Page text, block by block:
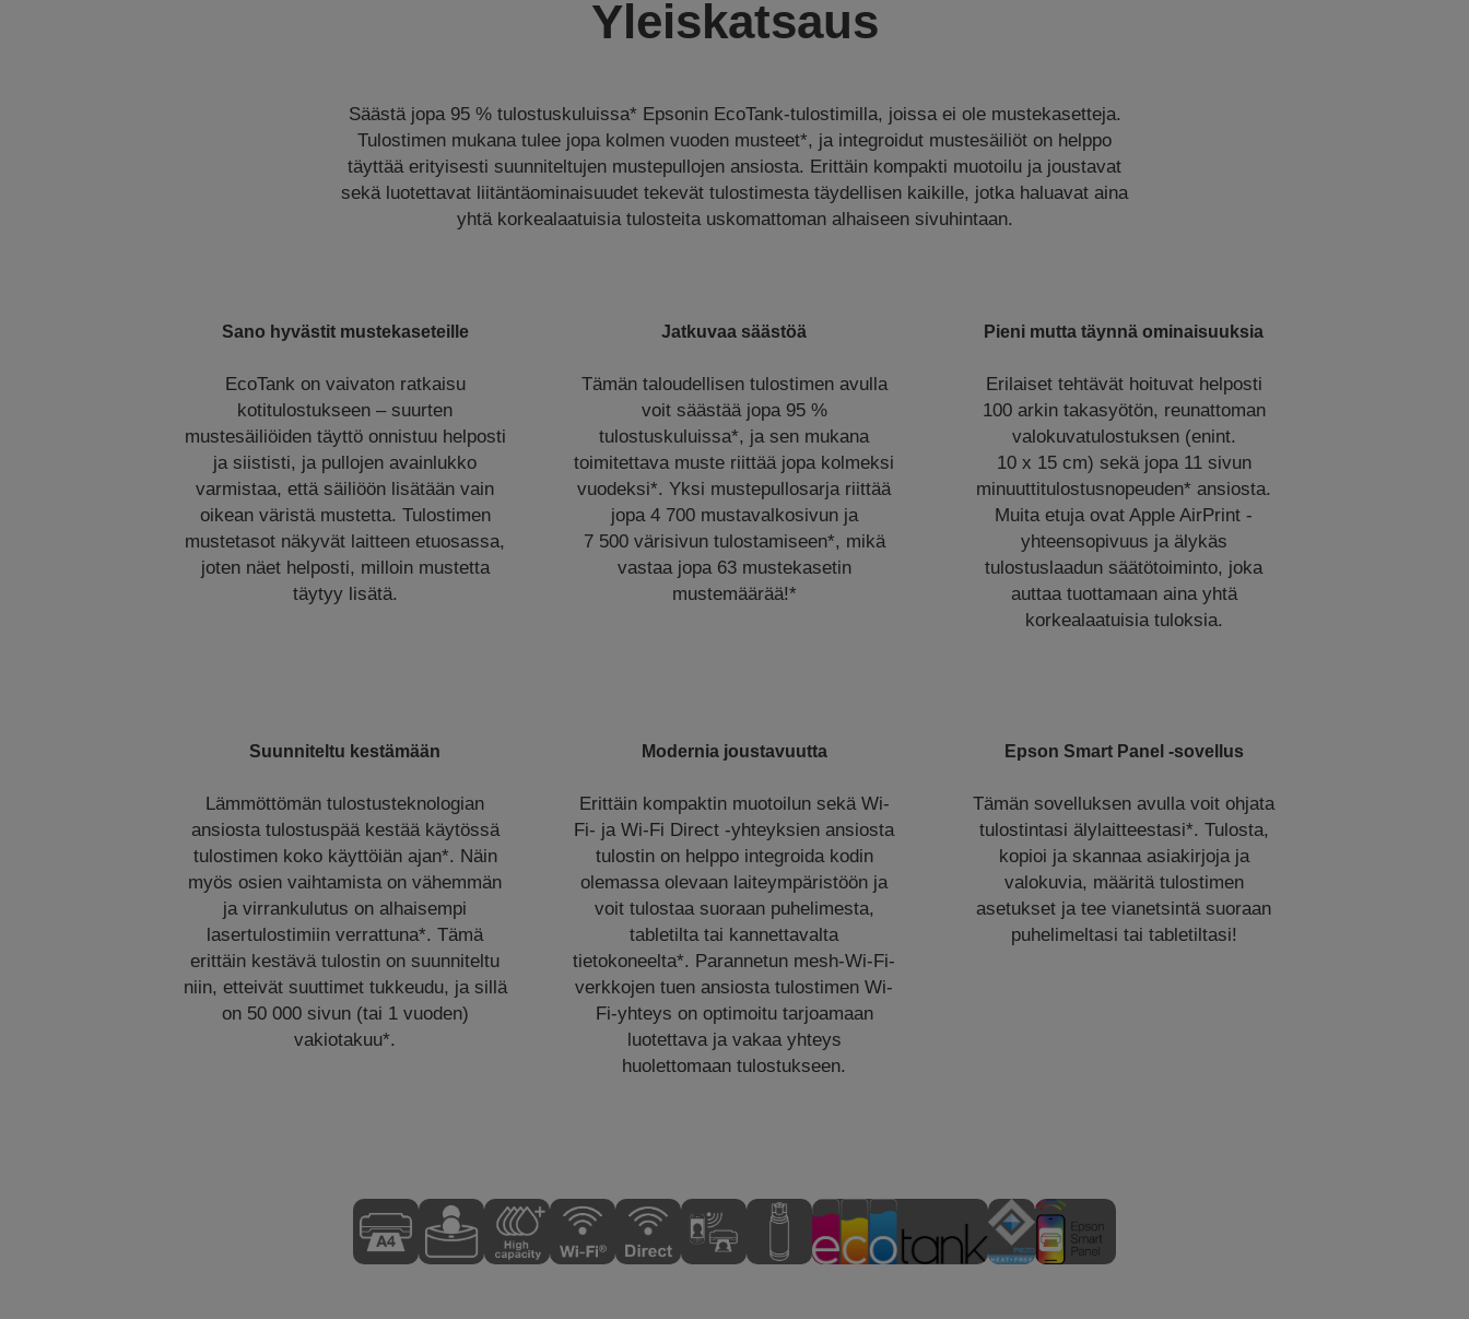
Yleiskatsaus
Säästä jopa 95 % tulostuskuluissa* Epsonin EcoTank-tulostimilla, joissa ei ole mustekasetteja.
Tulostimen mukana tulee jopa kolmen vuoden musteet*, ja integroidut mustesäiliöt on helppo
täyttää erityisesti suunniteltujen mustepullojen ansiosta. Erittäin kompakti muotoilu ja joustavat
sekä luotettavat liitäntäominaisuudet tekevät tulostimesta täydellisen kaikille, jotka haluavat aina
yhtä korkealaatuisia tulosteita uskomattoman alhaiseen sivuhintaan.
Sano hyvästit mustekaseteille
EcoTank on vaivaton ratkaisu
kotitulostukseen – suurten
mustesäiliöiden täyttö onnistuu helposti
ja siististi, ja pullojen avainlukko
varmistaa, että säiliöön lisätään vain
oikean väristä mustetta. Tulostimen
mustetasot näkyvät laitteen etuosassa,
joten näet helposti, milloin mustetta
täytyy lisätä.
Jatkuvaa säästöä
Tämän taloudellisen tulostimen avulla
voit säästää jopa 95 %
tulostuskuluissa*, ja sen mukana
toimitettava muste riittää jopa kolmeksi
vuodeksi*. Yksi mustepullosarja riittää
jopa 4 700 mustavalkosivun ja
7 500 värisivun tulostamiseen*, mikä
vastaa jopa 63 mustekasetin
mustemäärää!*
Pieni mutta täynnä ominaisuuksia
Erilaiset tehtävät hoituvat helposti
100 arkin takasyötön, reunattoman
valokuvatulostuksen (enint.
10 x 15 cm) sekä jopa 11 sivun
minuuttitulostusnopeuden* ansiosta.
Muita etuja ovat Apple AirPrint -
yhteensopivuus ja älykäs
tulostuslaadun säätötoiminto, joka
auttaa tuottamaan aina yhtä
korkealaatuisia tuloksia.
Suunniteltu kestämään
Lämmöttömän tulostusteknologian
ansiosta tulostuspää kestää käytössä
tulostimen koko käyttöiän ajan*. Näin
myös osien vaihtamista on vähemmän
ja virrankulutus on alhaisempi
lasertulostimiin verrattuna*. Tämä
erittäin kestävä tulostin on suunniteltu
niin, etteivät suuttimet tukkeudu, ja sillä
on 50 000 sivun (tai 1 vuoden)
vakiotakuu*.
Modernia joustavuutta
Erittäin kompaktin muotoilun sekä Wi-
Fi- ja Wi-Fi Direct -yhteyksien ansiosta
tulostin on helppo integroida kodin
olemassa olevaan laiteympäristöön ja
voit tulostaa suoraan puhelimesta,
tabletilta tai kannettavalta
tietokoneelta*. Parannetun mesh-Wi-Fi-
verkkojen tuen ansiosta tulostimen Wi-
Fi-yhteys on optimoitu tarjoamaan
luotettava ja vakaa yhteys
huolettomaan tulostukseen.
Epson Smart Panel -sovellus
Tämän sovelluksen avulla voit ohjata
tulostintasi älylaitteestasi*. Tulosta,
kopioi ja skannaa asiakirjoja ja
valokuvia, määritä tulostimen
asetukset ja tee vianetsintä suoraan
puhelimeltasi tai tabletiltasi!